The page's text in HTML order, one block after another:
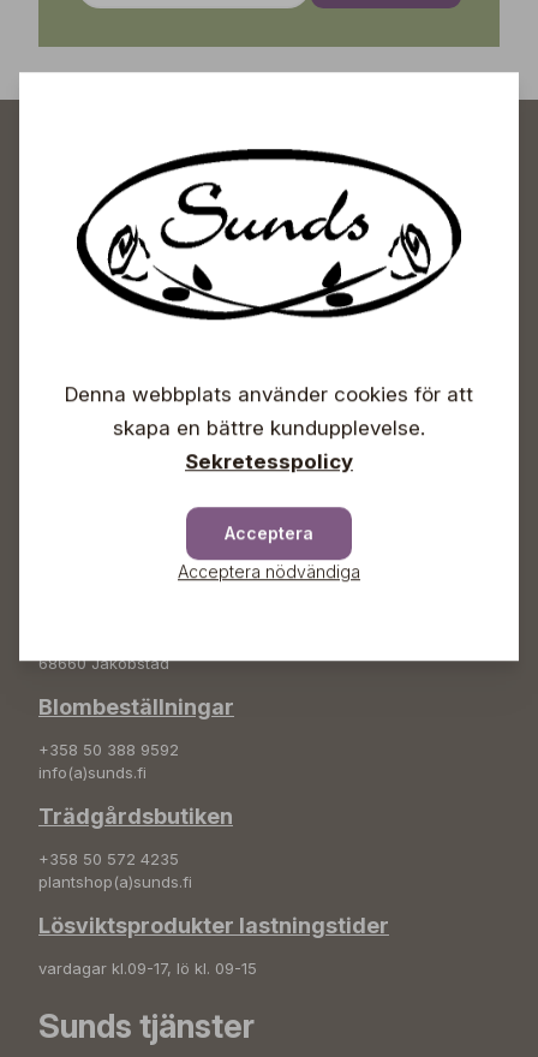
Sunds Trädgårdscenter
Lördagar 09-16
Söndagar Självbetjäning
68660 Jakobstad
Blombeställningar
+358 50 388 9592
info(a)sunds.fi
Trädgårdsbutiken
+358 50 572 4235
plantshop(a)sunds.fi
Lösviktsprodukter lastningstider
vardagar kl.09-17, lö kl. 09-15
Sunds tjänster
Denna webbplats använder cookies för att
skapa en bättre kundupplevelse.
Sekretesspolicy
Acceptera
Acceptera nödvändiga